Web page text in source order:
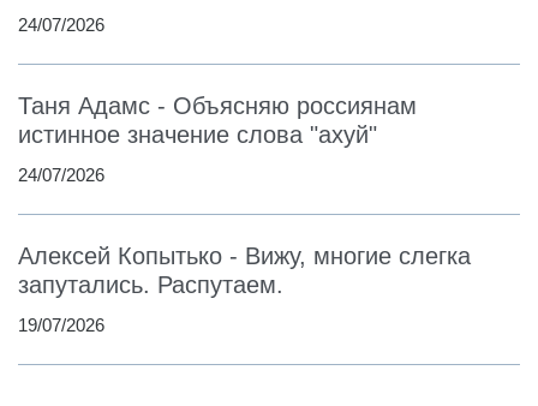
24/07/2026
Таня Адамс - Объясняю россиянам
истинное значение слова "ахуй"
24/07/2026
Алексей Копытько - Вижу, многие слегка
запутались. Распутаем.
19/07/2026